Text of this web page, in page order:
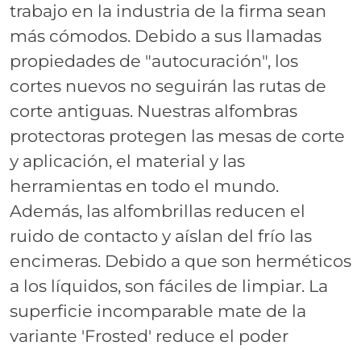
trabajo en la industria de la firma sean
más cómodos. Debido a sus llamadas
propiedades de "autocuración", los
cortes nuevos no seguirán las rutas de
corte antiguas. Nuestras alfombras
protectoras protegen las mesas de corte
y aplicación, el material y las
herramientas en todo el mundo.
Además, las alfombrillas reducen el
ruido de contacto y aíslan del frío las
encimeras. Debido a que son herméticos
a los líquidos, son fáciles de limpiar. La
superficie incomparable mate de la
variante 'Frosted' reduce el poder